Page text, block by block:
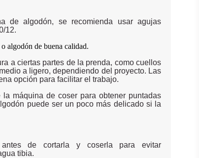
de algodón, se recomienda usar agujas
12.
algodón de buena calidad.
a ciertas partes de la prenda, como cuellos
a ligero, dependiendo del proyecto. Las
opción para facilitar el trabajo.
máquina de coser para obtener puntadas
puede ser un poco más delicado si la
de cortarla y coserla para evitar
tibia.